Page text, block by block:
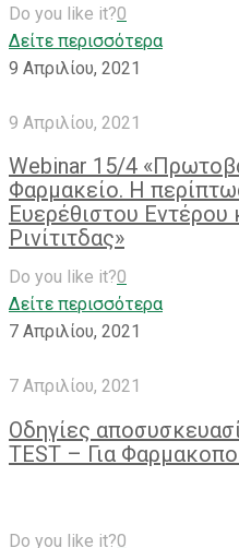
Do you like it?0
Δείτε περισσότερα
9 Απριλίου, 2021
9 Απριλίου, 2021
Webinar 15/4
Φαρμακείο. Η
Ευερέθιστου Εντέρου
Ρινίτιτδας»
Do you like it?0
Δείτε περισσότερα
7 Απριλίου, 2021
7 Απριλίου, 2021
Οδηγίες
TEST – Για
Do you like it?0